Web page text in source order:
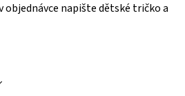
objednávce napište dětské tričko a